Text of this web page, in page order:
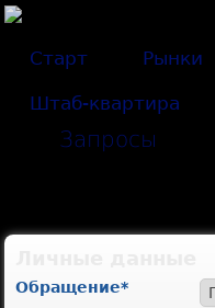
Старт Рынки
Штаб-квартира
Запросы
Oбращение*